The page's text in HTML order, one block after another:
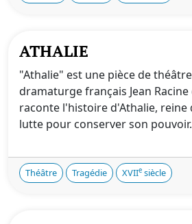
ATHALIE
"Athalie" est une pièce de
dramaturge français Jean Racine
raconte l'histoire d'Athalie, reine
lutte pour conserver son
Théâtre Tragédie XVIIe siècle